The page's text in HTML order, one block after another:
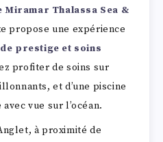
Thalassa Sea &
propose une expérience
prestige et soins
profiter de soins sur
et d’une piscine
vue sur l’océan.
à proximité de